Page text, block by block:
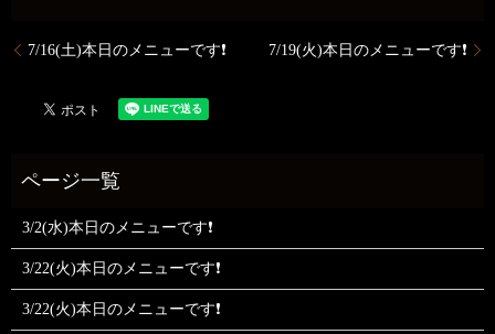
7/16(土)本日のメニューです❗ 7/19(火)本日のメニューです❗
3/2(水)本日のメニューです❗
3/22(火)本日のメニューです❗
3/22(火)本日のメニューです❗